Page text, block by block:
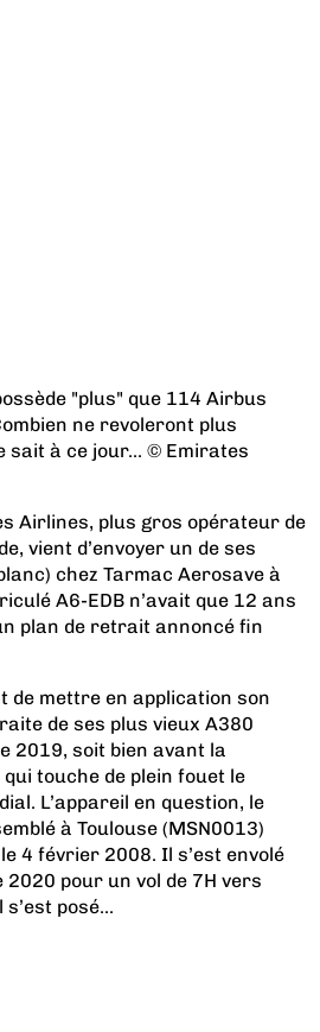
"plus" que 114 Airbus
ne revoleront plus
sait à ce jour... © Emirates
Airlines, plus gros opérateur de
vient d’envoyer un de ses
chez Tarmac Aerosave à
A6-EDB n’avait que 12 ans
plan de retrait annoncé fin
de mettre en application son
de ses plus vieux A380
2019, soit bien avant la
touche de plein fouet le
L’appareil en question, le
à Toulouse (MSN0013)
4 février 2008. Il s’est envolé
2020 pour un vol de 7H vers
posé...